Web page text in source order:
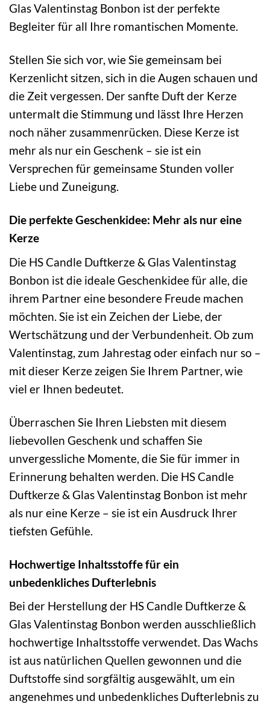
Glas Valentinstag Bonbon ist der perfekte
Begleiter für all Ihre romantischen Momente.
Stellen Sie sich vor, wie Sie gemeinsam bei
Kerzenlicht sitzen, sich in die Augen schauen und
die Zeit vergessen. Der sanfte Duft der Kerze
untermalt die Stimmung und lässt Ihre Herzen
noch näher zusammenrücken. Diese Kerze ist
mehr als nur ein Geschenk – sie ist ein
Versprechen für gemeinsame Stunden voller
Liebe und Zuneigung.
Die perfekte Geschenkidee: Mehr als nur eine
Kerze
Die HS Candle Duftkerze & Glas Valentinstag
Bonbon ist die ideale Geschenkidee für alle, die
ihrem Partner eine besondere Freude machen
möchten. Sie ist ein Zeichen der Liebe, der
Wertschätzung und der Verbundenheit. Ob zum
Valentinstag, zum Jahrestag oder einfach nur so –
mit dieser Kerze zeigen Sie Ihrem Partner, wie
viel er Ihnen bedeutet.
Überraschen Sie Ihren Liebsten mit diesem
liebevollen Geschenk und schaffen Sie
unvergessliche Momente, die Sie für immer in
Erinnerung behalten werden. Die HS Candle
Duftkerze & Glas Valentinstag Bonbon ist mehr
als nur eine Kerze – sie ist ein Ausdruck Ihrer
tiefsten Gefühle.
Hochwertige Inhaltsstoffe für ein
unbedenkliches Dufterlebnis
Bei der Herstellung der HS Candle Duftkerze &
Glas Valentinstag Bonbon werden ausschließlich
hochwertige Inhaltsstoffe verwendet. Das Wachs
ist aus natürlichen Quellen gewonnen und die
Duftstoffe sind sorgfältig ausgewählt, um ein
angenehmes und unbedenkliches Dufterlebnis zu